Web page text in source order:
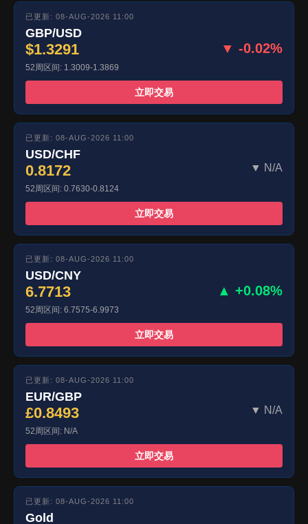
已更新: 08-AUG-2026 11:00
GBP/USD
$1.3291 ▼ -0.02%
52周区间: 1.3009-1.3869
立即交易
已更新: 08-AUG-2026 11:00
USD/CHF
0.8172 ▼ N/A
52周区间: 0.7630-0.8124
立即交易
已更新: 08-AUG-2026 11:00
USD/CNY
6.7713 ▲ +0.08%
52周区间: 6.7575-6.9973
立即交易
已更新: 08-AUG-2026 11:00
EUR/GBP
£0.8493 ▼ N/A
52周区间: N/A
立即交易
已更新: 08-AUG-2026 11:00
Gold